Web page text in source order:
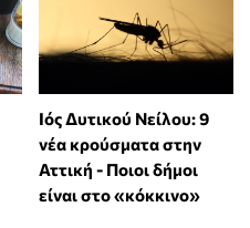
Ιός Δυτικού Νείλου: 9
νέα κρούσματα στην
Αττική - Ποιοι δήμοι
είναι στο «κόκκινο»